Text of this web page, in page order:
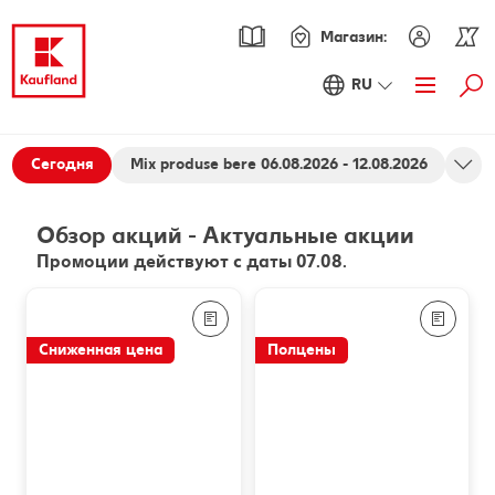
Магазин:
Обзор акций
Каталог
Kaufland Card XTRA
Энциклопедия продуктов питания
RU
Сегодня Mix produse bere 06.08.2026 - 12.08.2026
Обзор акций - Актуальные акции
Промоции действуют с даты 07.08.
Сниженная цена Полцены